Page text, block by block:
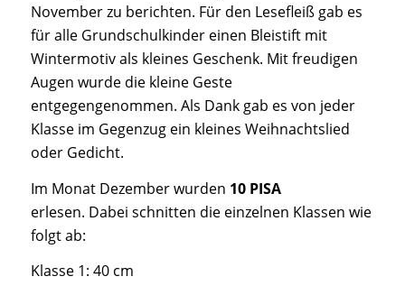
November zu berichten. Für den Lesefleiß gab es
für alle Grundschulkinder einen Bleistift mit
Wintermotiv als kleines Geschenk. Mit freudigen
Augen wurde die kleine Geste
entgegengenommen. Als Dank gab es von jeder
Klasse im Gegenzug ein kleines Weihnachtslied
oder Gedicht.
Im Monat Dezember wurden 10 PISA
erlesen. Dabei schnitten die einzelnen Klassen wie
folgt ab:
Klasse 1: 40 cm